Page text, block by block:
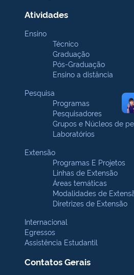
Atividades
Ensino
Técnico
Graduação
Pós-Graduação
Ensino a distância
Pesquisa
Programas
Pesquisadores
Grupos e Núcleos de
Laboratórios
Extensão
Programas E Projetos
Linhas de Extensão
Áreas temáticas
Modalidades de
Diretrizes de Extensão
Internacional
Egressos
Assistência Estudantil
Contatos Gerais